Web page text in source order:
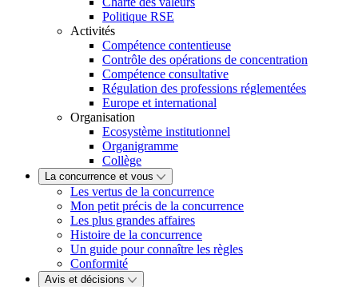
Politique RSE
Activités
Compétence contentieuse
Contrôle des opérations de concentration
Compétence consultative
Régulation des professions réglementées
Europe et international
Organisation
Ecosystème institutionnel
Organigramme
Collège
La concurrence et vous
Les vertus de la concurrence
Mon petit précis de la concurrence
Les plus grandes affaires
Histoire de la concurrence
Un guide pour connaître les règles
Conformité
Avis et décisions